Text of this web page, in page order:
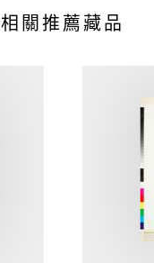
相關推薦藏品